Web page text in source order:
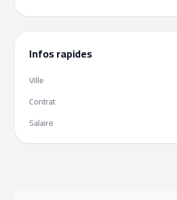
Infos rapides
Ville
Contrat
Salaire